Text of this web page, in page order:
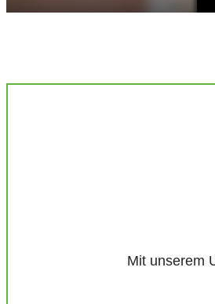
Mit unserem